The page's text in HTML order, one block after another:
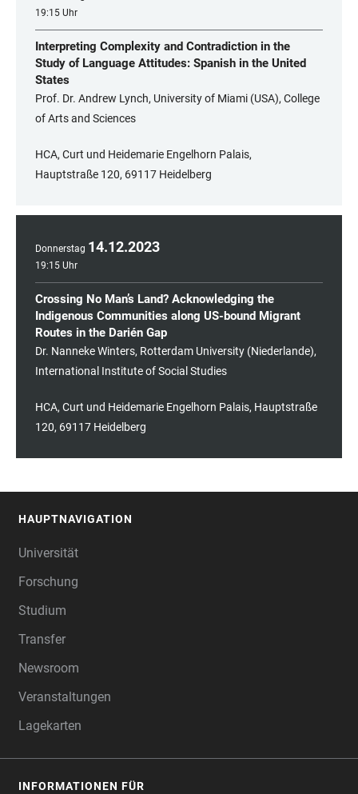
19:15 Uhr
Interpreting Complexity and Contradiction in the
Study of Language Attitudes: Spanish in the United
States
Prof. Dr. Andrew Lynch, University of Miami (USA), College
of Arts and Sciences
HCA, Curt und Heidemarie Engelhorn Palais,
Hauptstraße 120, 69117 Heidelberg
Donnerstag 14.12.2023
19:15 Uhr
Crossing No Man’s Land? Acknowledging the
Indigenous Communities along US-bound Migrant
Routes in the Darién Gap
Dr. Nanneke Winters, Rotterdam University (Niederlande),
International Institute of Social Studies
HCA, Curt und Heidemarie Engelhorn Palais, Hauptstraße
120, 69117 Heidelberg
HAUPTNAVIGATION
Universität
Forschung
Studium
Transfer
Newsroom
Veranstaltungen
Lagekarten
INFORMATIONEN FÜR